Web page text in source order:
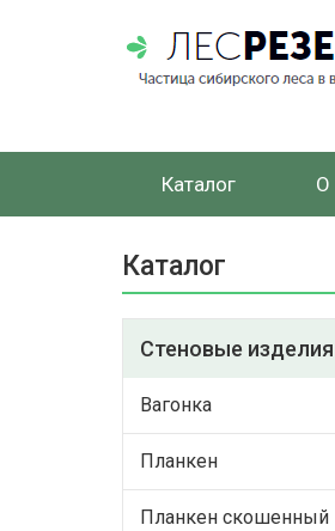
Каталог О
Каталог
Стеновые изделия
Вагонка
Планкен
Планкен скошенный